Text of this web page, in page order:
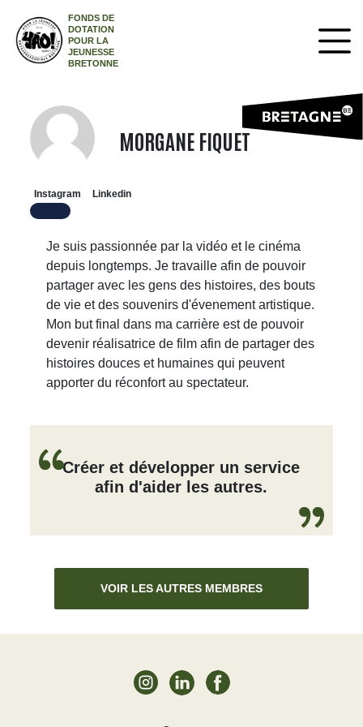
FONDS DE
DOTATION
POUR LA
JEUNESSE
BRETONNE
MORGANE FIQUET
Instagram Linkedin
Je suis passionnée par la vidéo et le cinéma
depuis longtemps. Je travaille afin de pouvoir
partager avec les gens des histoires, des bouts
de vie et des souvenirs d'évenement artistique.
Mon but final dans ma carrière est de pouvoir
devenir réalisatrice de film afin de partager des
histoires douces et humaines qui peuvent
apporter du réconfort au spectateur.
Créer et développer un service
afin d'aider les autres.
VOIR LES AUTRES MEMBRES